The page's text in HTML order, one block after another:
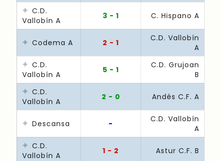
C.D.
Vallobín A
3 - 1 C. Hispano A
Codema A 2 - 1
C.D. Vallobín
A
C.D.
Vallobín A
5 - 1
C.D. Grujoan
B
C.D.
Vallobín A
2 - 0 Andés C.F. A
Descansa -
C.D. Vallobín
A
C.D.
Vallobín A
1 - 2 Astur C.F. B